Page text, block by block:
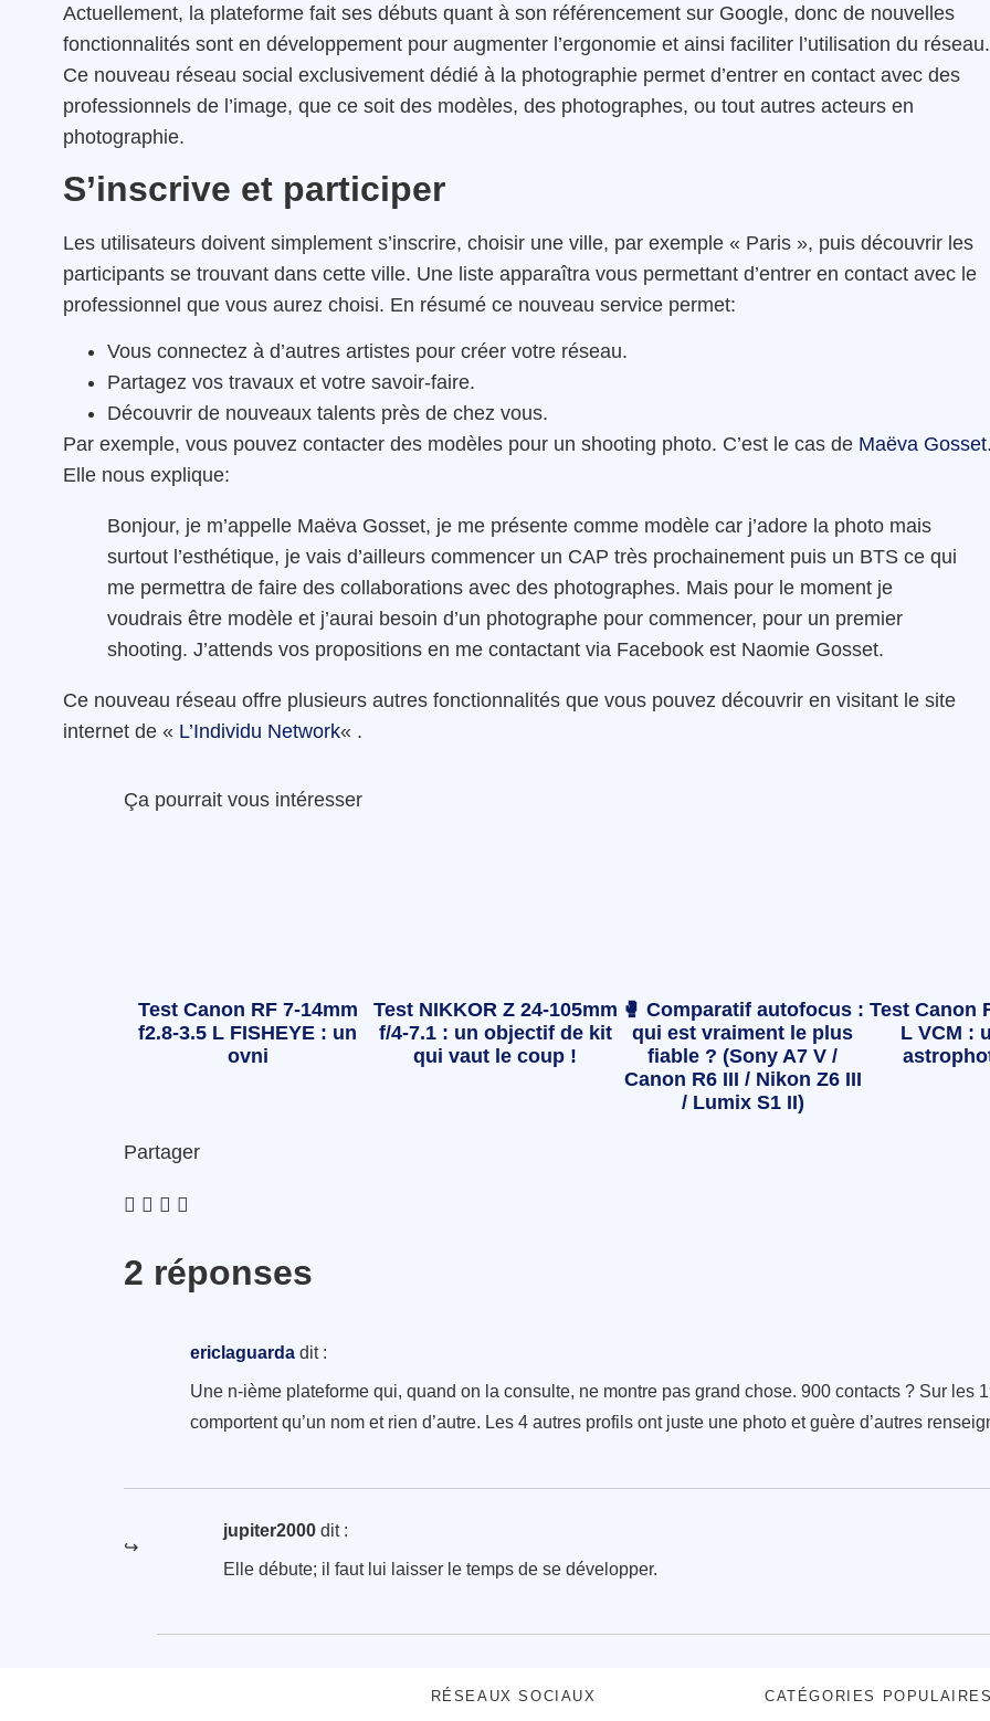
Actuellement, la plateforme fait ses débuts quant à son référencement sur Google, donc de nouvelles
fonctionnalités sont en développement pour augmenter l’ergonomie et ainsi faciliter l’utilisation du réseau.
Ce nouveau réseau social exclusivement dédié à la photographie permet d’entrer en contact avec des
professionnels de l’image, que ce soit des modèles, des photographes, ou tout autres acteurs en
photographie.
S’inscrive et participer
Les utilisateurs doivent simplement s’inscrire, choisir une ville, par exemple « Paris », puis découvrir les
participants se trouvant dans cette ville. Une liste apparaîtra vous permettant d’entrer en contact avec le
professionnel que vous aurez choisi. En résumé ce nouveau service permet:
Vous connectez à d’autres artistes pour créer votre réseau.
Partagez vos travaux et votre savoir-faire.
Découvrir de nouveaux talents près de chez vous.
Par exemple, vous pouvez contacter des modèles pour un shooting photo. C’est le cas de Maëva Gosset
Elle nous explique:
Bonjour, je m’appelle Maëva Gosset, je me présente comme modèle car j’adore la photo mais
surtout l’esthétique, je vais d’ailleurs commencer un CAP très prochainement puis un BTS ce qui
me permettra de faire des collaborations avec des photographes. Mais pour le moment je
voudrais être modèle et j’aurai besoin d’un photographe pour commencer, pour un premier
shooting. J’attends vos propositions en me contactant via Facebook est Naomie Gosset.
Ce nouveau réseau offre plusieurs autres fonctionnalités que vous pouvez découvrir en visitant le site
internet de « L’Individu Network« .
Ça pourrait vous intéresser
Test Canon RF 7-14mm
f2.8-3.5 L FISHEYE : un
ovni
Test NIKKOR Z 24-105mm
f/4-7.1 : un objectif de kit
qui vaut le coup !
🥊 Comparatif autofocus :
qui est vraiment le plus
fiable ? (Sony A7 V /
Canon R6 III / Nikon Z6 III
/ Lumix S1 II)
Test Canon
L VCM :
Partager
2 réponses
ericlaguarda dit :
Une n-ième plateforme qui, quand on la consulte, ne montre pas grand chose. 900 contacts ? Sur les
comportent qu’un nom et rien d’autre. Les 4 autres profils ont juste une photo et guère d’autres
jupiter2000 dit :
Elle débute; il faut lui laisser le temps de se développer.
RÉSEAUX SOCIAUX CATÉGORIES